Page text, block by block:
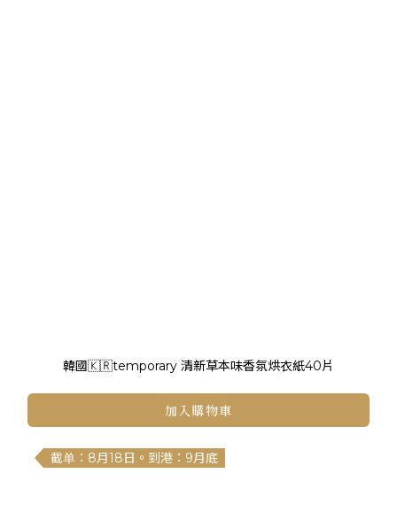
韓國🇰🇷temporary 清新草本味香氛烘衣紙40片
加入購物車
截单：8月18日。到港：9月底